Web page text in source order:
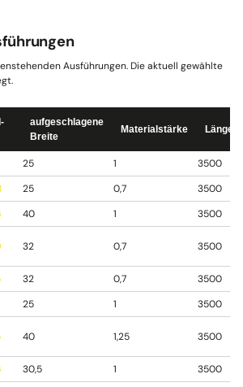
Ausführungen. Die aktuell gewählte
aufgeschlagene
Breite
Materialstärke Länge
25 1
3500
25 0,7
3500
40 1 3500
32 0,7 3500
32 0,7
3500
25 1 3500
40 1,25 3500
30,5 1
3500